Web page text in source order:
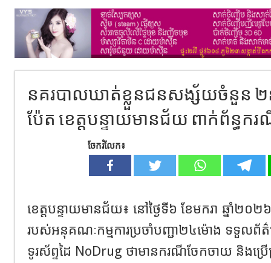
នគរបាលឃាត់ខ្លួនជនសង្ស័យ​ចំនួន​
ប៉ែត​​ ខេត្ត​បន្ទាយមានជ័យ​ ពាក់ព័ន្ធ
ចែករំលែក៖
ខេត្តបន្ទាយមានជ័យ​​៖ នៅថ្ងៃទី៦ ខែមករា​ ឆ្នាំ២០
របស់អនុគណៈកម្មការប្រចាំបញ្ជា២៤ម៉ោង ទទួលព័ត៌
ទូរស័ព្ទដៃ NoDrug ថាមានករណីចែកចាយ​ និង​ប្